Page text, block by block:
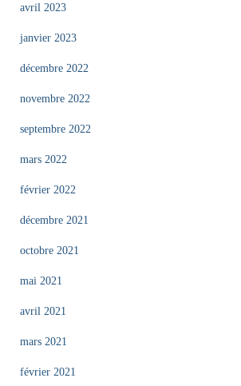
avril 2023
janvier 2023
décembre 2022
novembre 2022
septembre 2022
mars 2022
février 2022
décembre 2021
octobre 2021
mai 2021
avril 2021
mars 2021
février 2021